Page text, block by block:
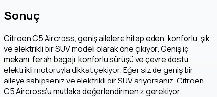
Sonuç
Citroen C5 Aircross, geniş ailelere hitap eden, konforlu, şık
ve elektrikli bir SUV modeli olarak öne çıkıyor. Geniş iç
mekanı, ferah bagajı, konforlu sürüşü ve çevre dostu
elektrikli motoruyla dikkat çekiyor. Eğer siz de geniş bir
aileye sahipseniz ve elektrikli bir SUV arıyorsanız, Citroen
C5 Aircross’u mutlaka değerlendirmeniz gerekiyor.